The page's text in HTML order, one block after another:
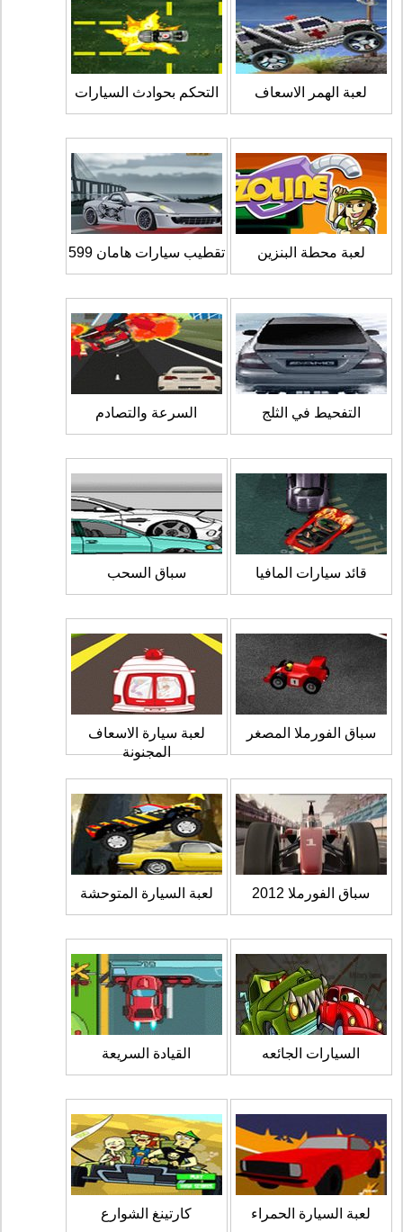
لعبة الهمر الاسعاف التحكم بحوادث السيارات
لعبة محطة البنزين تقطيب سيارات هامان 599
التفحيط في الثلج السرعة والتصادم
قائد سيارات المافيا سباق السحب
سباق الفورملا المصغر
لعبة سيارة الاسعاف
المجنونة
سباق الفورملا 2012 لعبة السيارة المتوحشة
السيارات الجائعه القيادة السريعة
لعبة السيارة الحمراء كارتينغ الشوارع